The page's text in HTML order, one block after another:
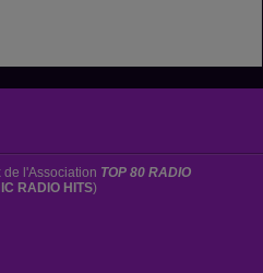
de l'Association TOP 80 RADIO
RADIO HITS)